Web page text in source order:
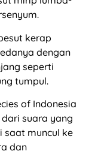
kerap
dengan
seperti
tumpul.
of Indonesia
suara yang
saat muncul ke
dan